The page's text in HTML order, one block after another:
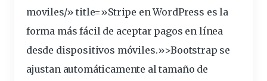
moviles/» title=»Stripe en WordPress es la
forma más fácil de aceptar pagos en línea
desde dispositivos móviles.»>Bootstrap se
ajustan automáticamente al tamaño de